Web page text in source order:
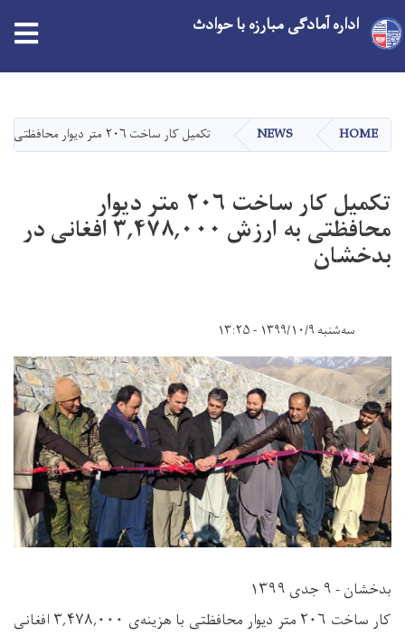
main
content
اداره آمادگی مبارزه با حوادث
HOME
NEWS تکمیل کار ساخت ۲۰۶ متر دیوار محافظتی به ارزش ۳,۴۷۸,۰۰۰ افغانی در بدخشان
تکمیل کار ساخت ۲۰۶ متر دیوار
محافظتی به ارزش ۳,۴۷۸,۰۰۰ افغانی در
بدخشان
سه‌شنبه ۱۳۹۹/۱۰/۹ - ۱۳:۲۵
بدخشان - ۹ جدی ۱۳۹۹
کار ساخت ۲۰۶ متر دیوار محافظتی با هزینه‌ی ۳,۴۷۸,۰۰۰ افغانی